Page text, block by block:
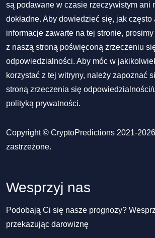
są podawane w czasie rzeczywistym ani
dokładne. Aby dowiedzieć się, jak
informacje zawarte na tej stronie,
z naszą stroną poświęconą zrzeczeniu
odpowiedzialności. Aby móc w
korzystać z tej witryny, należy zapoznać
stroną zrzeczenia się
polityką prywatności.
Copyright © CryptoPredictions 2021-
zastrzeżone.
Wesprzyj nas
Podobają Ci się nasze prognozy?
przekazując darowiznę